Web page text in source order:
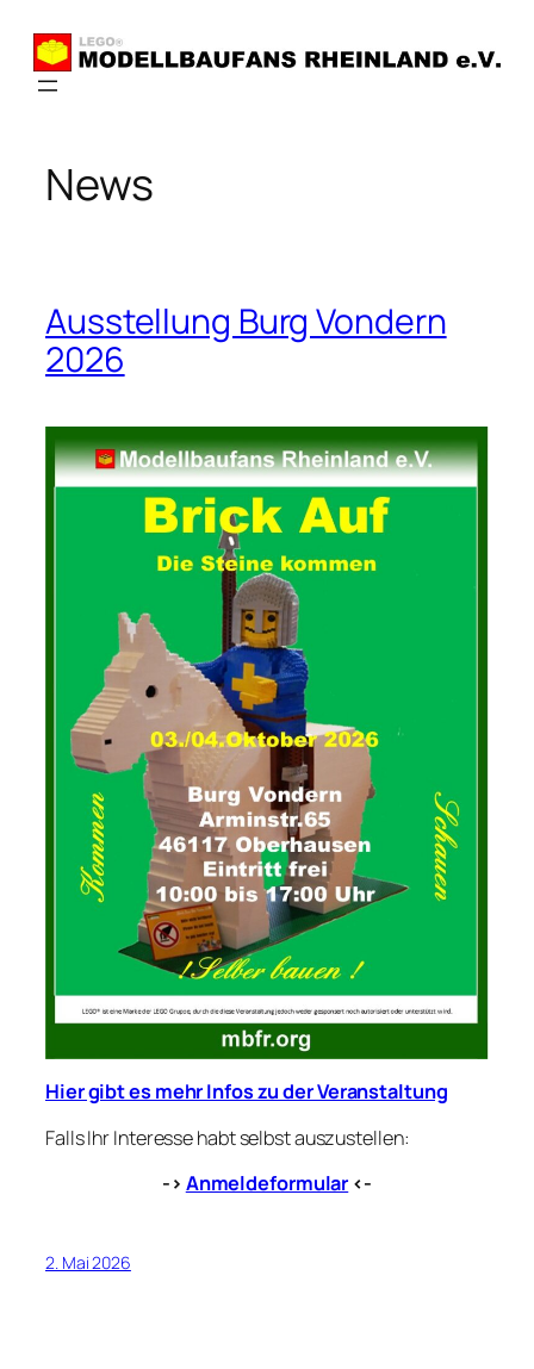
Inhalt
springen
News
Ausstellung Burg Vondern
2026
Hier gibt es mehr Infos zu der Veranstaltung
Falls Ihr Interesse habt selbst auszustellen:
-> Anmeldeformular <-
2. Mai 2026